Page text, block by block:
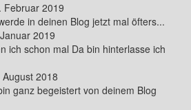
Februar 2019
in deinen Blog jetzt mal öfters...
2019
ich schon mal Da bin hinterlasse ich
August 2018
ganz begeistert von deinem Blog